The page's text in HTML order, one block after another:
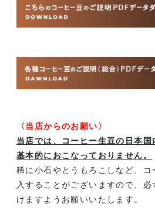
〈当店からのお願い〉
当店では、コーヒー生豆の日本
基本的におこなっておりません。
稀に小石やとうもろこしなど、
入することがございますので、
けますようお願いいたします。